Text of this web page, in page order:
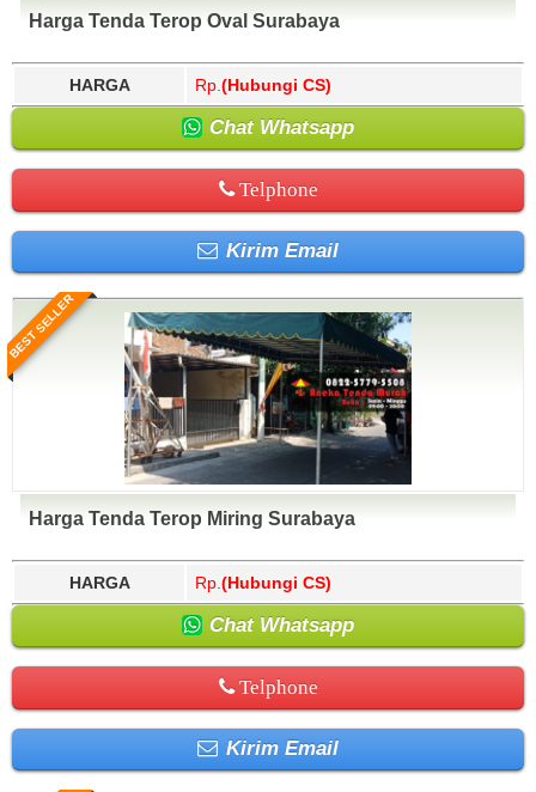
Harga Tenda Terop Oval Surabaya
HARGA Rp. (Hubungi CS)
Chat Whatsapp
Telphone
Kirim Email
BEST SELLER
Harga Tenda Terop Miring Surabaya
HARGA Rp. (Hubungi CS)
Chat Whatsapp
Telphone
Kirim Email